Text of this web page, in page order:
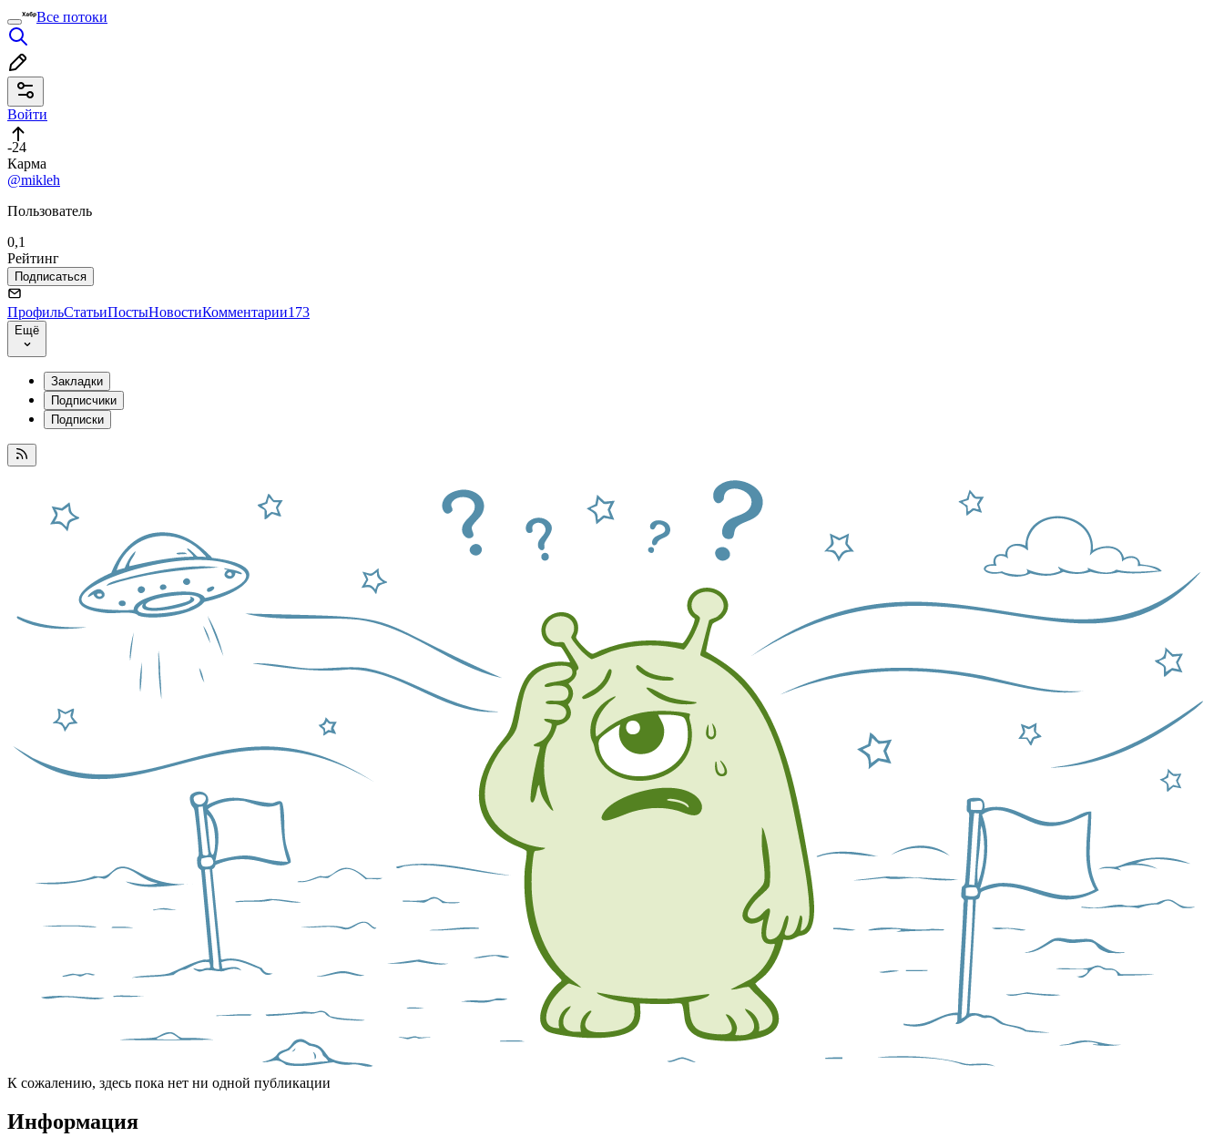
Все потоки
Войти
-24
Карма
@mikleh
Пользователь
0,1
Рейтинг
Подписаться
ПрофильСтатьиПостыНовостиКомментарии173
Ещё
Закладки
Подписчики
Подписки
К сожалению, здесь пока нет ни одной публикации
Информация